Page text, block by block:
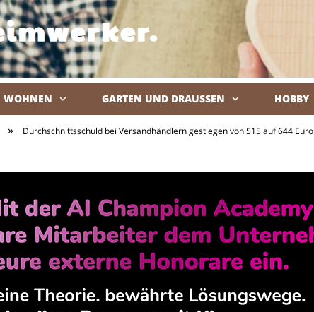
WOHNEN GARTEN UND DRAUSSEN HOBBY
» Durchschnittsschuld bei Versandhändlern gestiegen von 515 auf 644 Euro